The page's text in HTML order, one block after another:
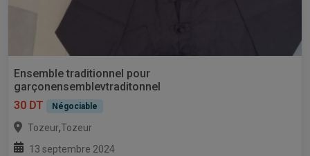
Ensemble traditionnel pour
garçonensemblevtraditonnel
30 DT
Négociable
Tozeur,Tozeur
13 septembre 2024